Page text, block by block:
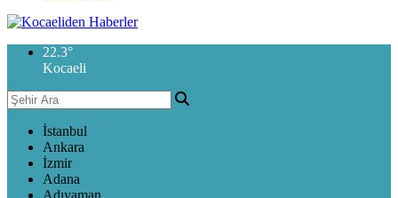
22.3°
Kocaeli
İstanbul
Ankara
İzmir
Adana
Adıyaman